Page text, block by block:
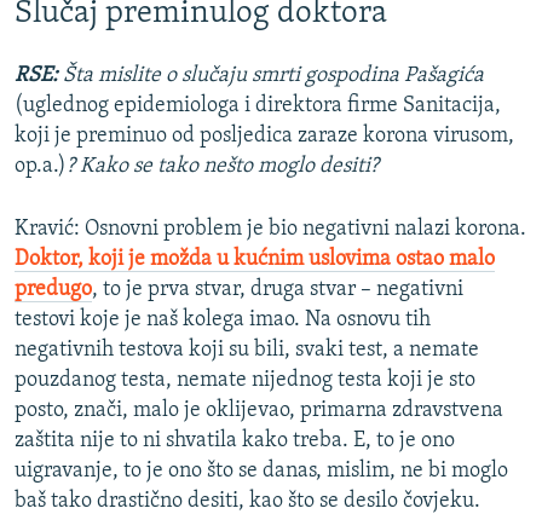
Slučaj preminulog doktora
RSE: Šta mislite o slučaju smrti gospodina Pašagića
(uglednog epidemiologa i direktora firme Sanitacija,
koji je preminuo od posljedica zaraze korona virusom,
op.a.)​ ? Kako se tako nešto moglo desiti?
Kravić: Osnovni problem je bio negativni nalazi korona.
Doktor, koji je možda u kućnim uslovima ostao malo
predugo, to je prva stvar, druga stvar – negativni
testovi koje je naš kolega imao. Na osnovu tih
negativnih testova koji su bili, svaki test, a nemate
pouzdanog testa, nemate nijednog testa koji je sto
posto, znači, malo je oklijevao, primarna zdravstvena
zaštita nije to ni shvatila kako treba. E, to je ono
uigravanje, to je ono što se danas, mislim, ne bi moglo
baš tako drastično desiti, kao što se desilo čovjeku.